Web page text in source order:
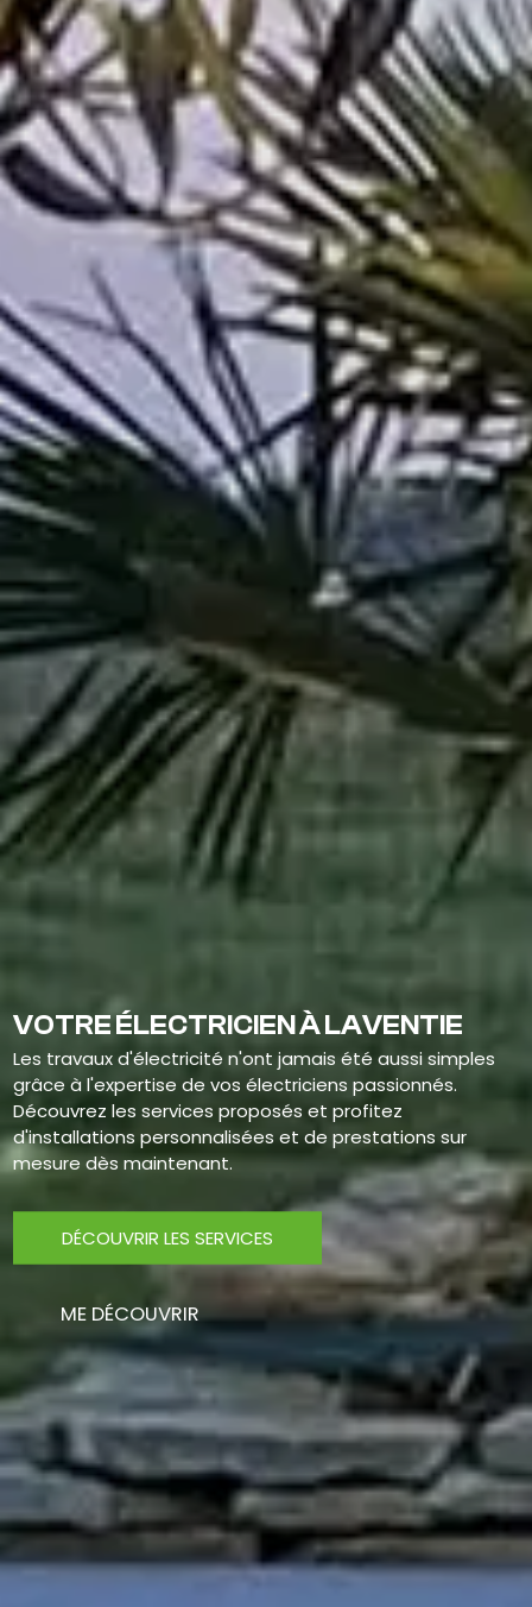
VOTRE ÉLECTRICIEN À LAVENTIE
Les travaux d'électricité n'ont jamais été aussi simples
grâce à l'expertise de vos électriciens passionnés.
Découvrez les services proposés et profitez
d'installations personnalisées et de prestations sur
mesure dès maintenant.
DÉCOUVRIR LES SERVICES
ME DÉCOUVRIR